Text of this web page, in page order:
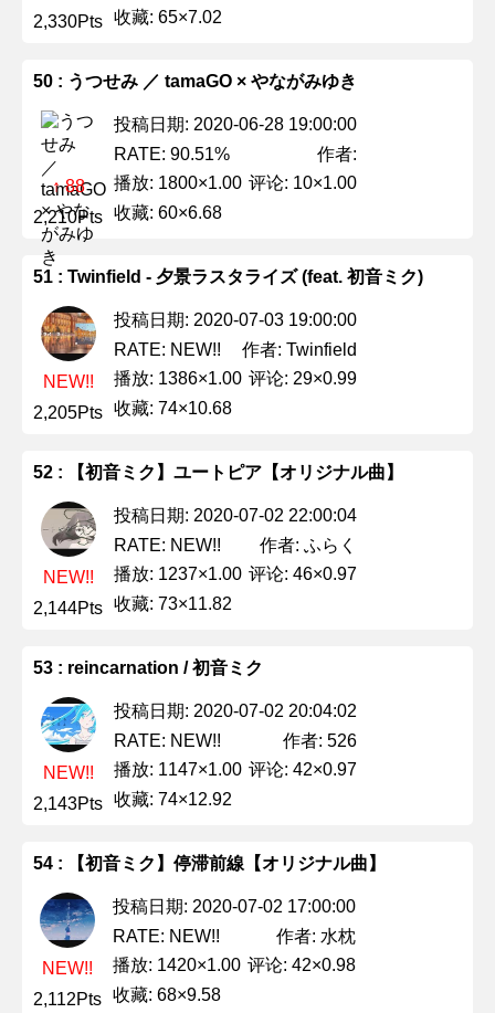
2,330Pts 收藏: 65×7.02
50 : うつせみ ／ tamaGO × やながみゆき
↑ 88
2,210Pts
投稿日期: 2020-06-28 19:00:00
RATE: 90.51%
作者:
播放: 1800×1.00 评论: 10×1.00
收藏: 60×6.68
51 : Twinfield - 夕景ラスタライズ (feat. 初音ミク)
NEW!!
2,205Pts
投稿日期: 2020-07-03 19:00:00
RATE: NEW!!
作者: Twinfield
播放: 1386×1.00 评论: 29×0.99
收藏: 74×10.68
52 : 【初音ミク】ユートピア【オリジナル曲】
NEW!!
2,144Pts
投稿日期: 2020-07-02 22:00:04
RATE: NEW!!
作者: ふらく
播放: 1237×1.00 评论: 46×0.97
收藏: 73×11.82
53 : reincarnation / 初音ミク
NEW!!
2,143Pts
投稿日期: 2020-07-02 20:04:02
RATE: NEW!!
作者: 526
播放: 1147×1.00 评论: 42×0.97
收藏: 74×12.92
54 : 【初音ミク】停滞前線【オリジナル曲】
NEW!!
2,112Pts
投稿日期: 2020-07-02 17:00:00
RATE: NEW!!
作者: 水枕
播放: 1420×1.00 评论: 42×0.98
收藏: 68×9.58